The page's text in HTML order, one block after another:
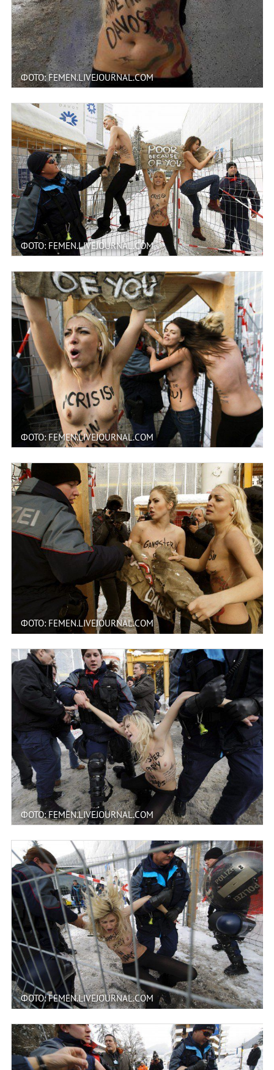
ФОТО: FEMEN.LIVEJOURNAL.COM
ФОТО: FEMEN.LIVEJOURNAL.COM
ФОТО: FEMEN.LIVEJOURNAL.COM
ФОТО: FEMEN.LIVEJOURNAL.COM
ФОТО: FEMEN.LIVEJOURNAL.COM
ФОТО: FEMEN.LIVEJOURNAL.COM